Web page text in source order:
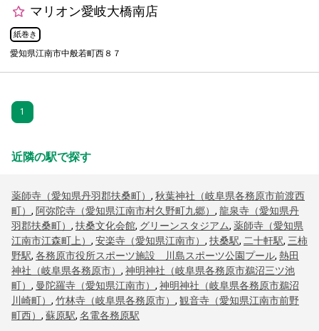
マリオン愛岐大橋南店
紙巻き
愛知県江南市中般若町西８７
1
近隣の駅で探す
薬師寺（愛知県丹羽郡扶桑町） , 秋葉神社（岐阜県各務原市前渡西
町） , 阿弥陀寺（愛知県江南市村久野町九郷） , 龍泉寺（愛知県丹
羽郡扶桑町） , 扶桑文化会館, グリーンスタジアム, 薬師寺（愛知県
江南市江森町上） , 安楽寺（愛知県江南市） , 扶桑駅, 二十軒駅, 三柿
野駅, 各務原市役所スポーツ施設 川島スポーツ公園プール, 熱田
神社（岐阜県各務原市） , 神明神社（岐阜県各務原市鵜沼三ツ池
町） , 曼陀羅寺（愛知県江南市） , 神明神社（岐阜県各務原市鵜沼
川崎町） , 竹林寺（岐阜県各務原市） , 観音寺（愛知県江南市前野
町西） , 蘇原駅, 名電各務原駅